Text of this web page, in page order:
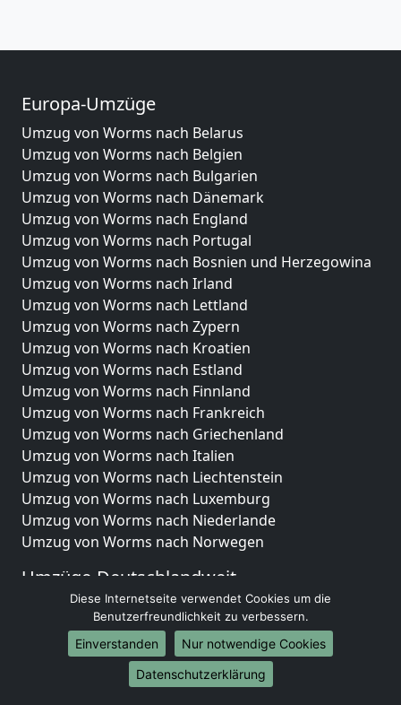
Europa-Umzüge
Umzug von Worms nach Belarus
Umzug von Worms nach Belgien
Umzug von Worms nach Bulgarien
Umzug von Worms nach Dänemark
Umzug von Worms nach England
Umzug von Worms nach Portugal
Umzug von Worms nach Bosnien und Herzegowina
Umzug von Worms nach Irland
Umzug von Worms nach Lettland
Umzug von Worms nach Zypern
Umzug von Worms nach Kroatien
Umzug von Worms nach Estland
Umzug von Worms nach Finnland
Umzug von Worms nach Frankreich
Umzug von Worms nach Griechenland
Umzug von Worms nach Italien
Umzug von Worms nach Liechtenstein
Umzug von Worms nach Luxemburg
Umzug von Worms nach Niederlande
Umzug von Worms nach Norwegen
Umzüge-Deutschlandweit
Umzug von Worms nach Berlin
Umzug von Worms nach Hamburg
Umzug von Worms nach München
Umzug von Worms nach Köln
Umzug von Worms nach Frankfurt am Main
Diese Internetseite verwendet Cookies um die
Benutzerfreundlichkeit zu verbessern.
Einverstanden
Nur notwendige Cookies
Datenschutzerklärung